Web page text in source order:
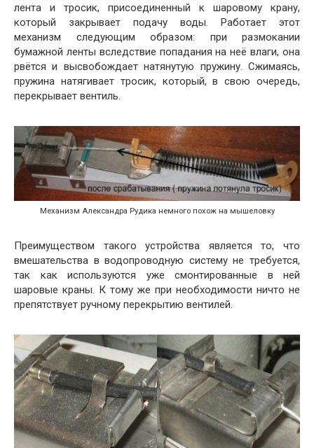
лента и тросик, присоединенный к шаровому крану,
который закрывает подачу воды. Работает этот
механизм следующим образом: при размокании
бумажной ленты вследствие попадания на неё влаги, она
рвётся и высвобождает натянутую пружину. Сжимаясь,
пружина натягивает тросик, который, в свою очередь,
перекрывает вентиль.
Механизм Александра Рудика немного похож на мышеловку
Преимуществом такого устройства является то, что
вмешательства в водопроводную систему не требуется,
так как используются уже смонтированные в ней
шаровые краны. К тому же при необходимости ничто не
препятствует ручному перекрытию вентилей.